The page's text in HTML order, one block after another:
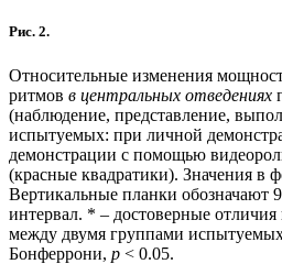
Рис. 2.
Относительные изменения
ритмов в центральных отведениях
(наблюдение, представление,
испытуемых: при личной
демонстрации с помощью
(красные квадратики). Значения в
Вертикальные планки обозначают
интервал. * – достоверные
между двумя группами
Бонферpони, р < 0.05.